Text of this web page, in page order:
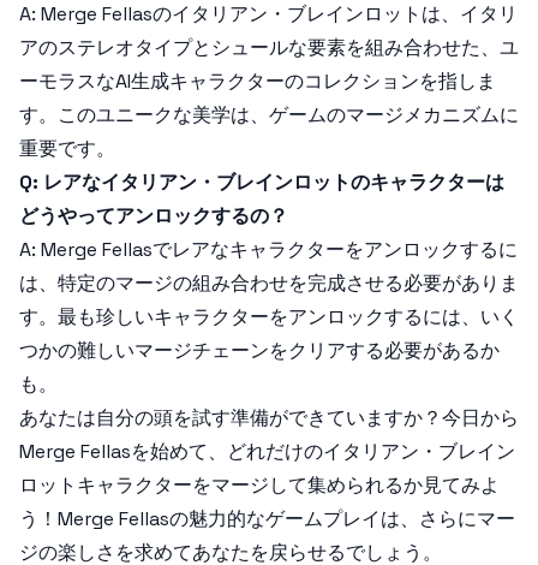
A: Merge Fellasのイタリアン・ブレインロットは、イタリ
アのステレオタイプとシュールな要素を組み合わせた、ユ
ーモラスなAI生成キャラクターのコレクションを指しま
す。このユニークな美学は、ゲームのマージメカニズムに
重要です。
Q: レアなイタリアン・ブレインロットのキャラクターは
どうやってアンロックするの？
A: Merge Fellasでレアなキャラクターをアンロックするに
は、特定のマージの組み合わせを完成させる必要がありま
す。最も珍しいキャラクターをアンロックするには、いく
つかの難しいマージチェーンをクリアする必要があるか
も。
あなたは自分の頭を試す準備ができていますか？今日から
Merge Fellasを始めて、どれだけのイタリアン・ブレイン
ロットキャラクターをマージして集められるか見てみよ
う！Merge Fellasの魅力的なゲームプレイは、さらにマー
ジの楽しさを求めてあなたを戻らせるでしょう。